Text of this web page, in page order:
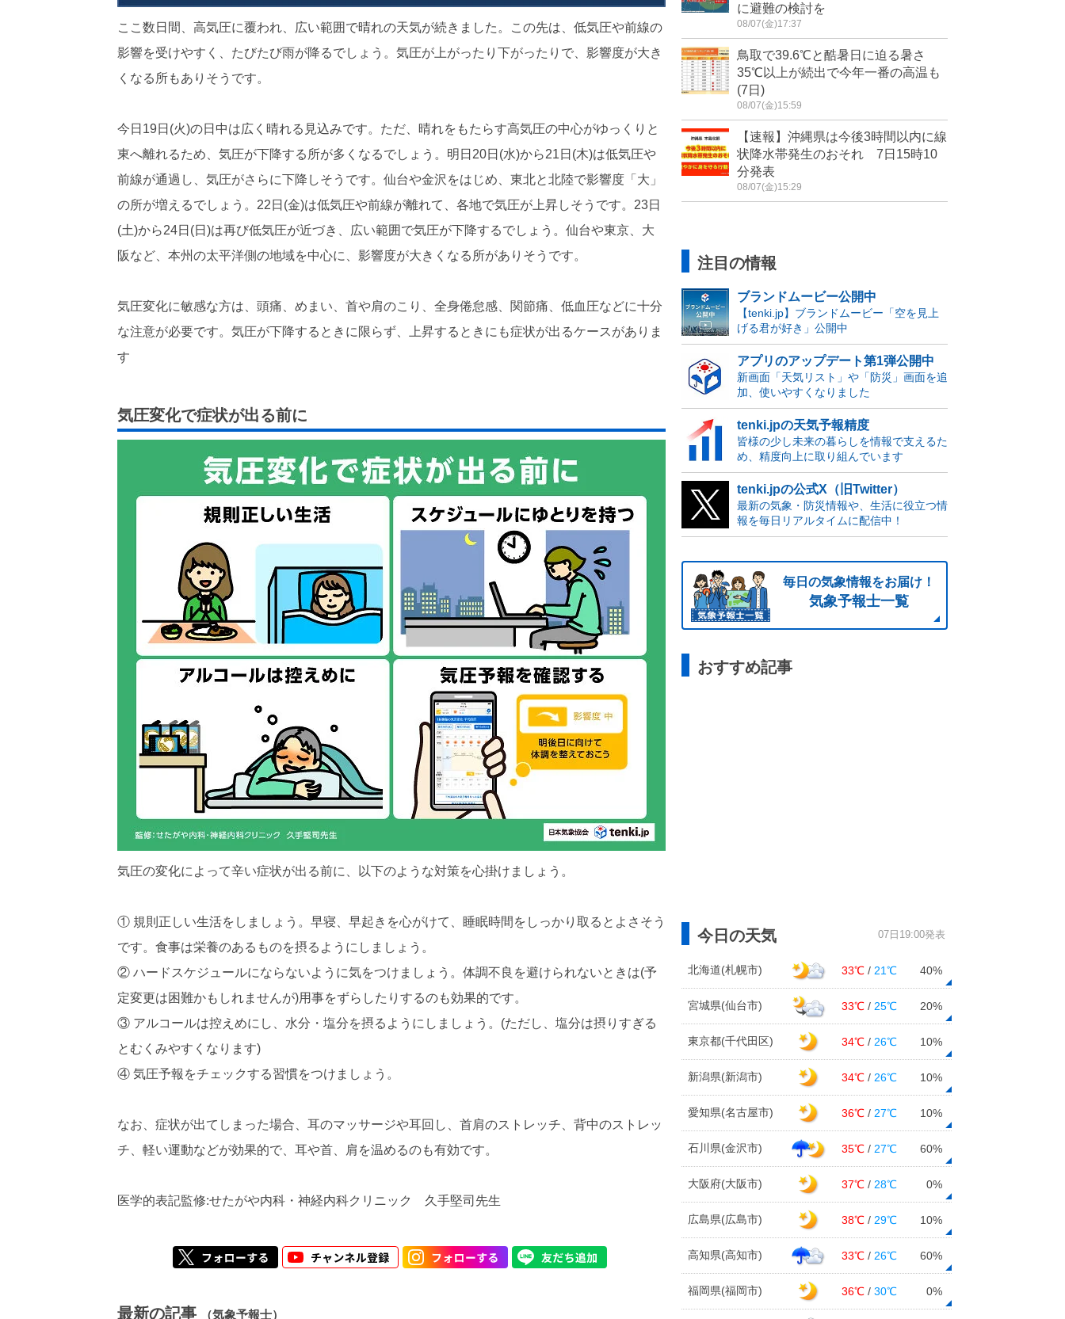
ここ数日間、高気圧に覆われ、広い範囲で晴れの天気が続きました。この先は、低気圧や前線の
影響を受けやすく、たびたび雨が降るでしょう。気圧が上がったり下がったりで、影響度が大き
くなる所もありそうです。
今日19日(火)の日中は広く晴れる見込みです。ただ、晴れをもたらす高気圧の中心がゆっくりと
東へ離れるため、気圧が下降する所が多くなるでしょう。明日20日(水)から21日(木)は低気圧や
前線が通過し、気圧がさらに下降しそうです。仙台や金沢をはじめ、東北と北陸で影響度「大」
の所が増えるでしょう。22日(金)は低気圧や前線が離れて、各地で気圧が上昇しそうです。23日
(土)から24日(日)は再び低気圧が近づき、広い範囲で気圧が下降するでしょう。仙台や東京、大
阪など、本州の太平洋側の地域を中心に、影響度が大きくなる所がありそうです。
気圧変化に敏感な方は、頭痛、めまい、首や肩のこり、全身倦怠感、関節痛、低血圧などに十分
な注意が必要です。気圧が下降するときに限らず、上昇するときにも症状が出るケースがありま
す
気圧変化で症状が出る前に
気圧の変化によって辛い症状が出る前に、以下のような対策を心掛けましょう。
① 規則正しい生活をしましょう。早寝、早起きを心がけて、睡眠時間をしっかり取るとよさそう
です。食事は栄養のあるものを摂るようにしましょう。
② ハードスケジュールにならないように気をつけましょう。体調不良を避けられないときは(予
定変更は困難かもしれませんが)用事をずらしたりするのも効果的です。
③ アルコールは控えめにし、水分・塩分を摂るようにしましょう。(ただし、塩分は摂りすぎる
とむくみやすくなります)
④ 気圧予報をチェックする習慣をつけましょう。
なお、症状が出てしまった場合、耳のマッサージや耳回し、首肩のストレッチ、背中のストレッ
チ、軽い運動などが効果的で、耳や首、肩を温めるのも有効です。
医学的表記監修:せたがや内科・神経内科クリニック 久手堅司先生
最新の記事 （気象予報士）
に避難の検討を
08/07(金)17:37
鳥取で39.6℃と酷暑日に迫る暑さ
35℃以上が続出で今年一番の高温も
(7日)
08/07(金)15:59
【速報】沖縄県は今後3時間以内に線
状降水帯発生のおそれ 7日15時10
分発表
08/07(金)15:29
注目の情報
ブランドムービー公開中
【tenki.jp】ブランドムービー「空を見上
げる君が好き」公開中
アプリのアップデート第1弾公開中
新画面「天気リスト」や「防災」画面を追
加、使いやすくなりました
tenki.jpの天気予報精度
皆様の少し未来の暮らしを情報で支えるた
め、精度向上に取り組んでいます
tenki.jpの公式X（旧Twitter）
最新の気象・防災情報や、生活に役立つ情
報を毎日リアルタイムに配信中！
毎日の気象情報をお届け！
気象予報士一覧
おすすめ記事
今日の天気 07日19:00発表
北海道(札幌市) 33℃ / 21℃ 40%
宮城県(仙台市) 33℃ / 25℃ 20%
東京都(千代田区) 34℃ / 26℃ 10%
新潟県(新潟市) 34℃ / 26℃ 10%
愛知県(名古屋市) 36℃ / 27℃ 10%
石川県(金沢市) 35℃ / 27℃ 60%
大阪府(大阪市) 37℃ / 28℃ 0%
広島県(広島市) 38℃ / 29℃ 10%
高知県(高知市) 33℃ / 26℃ 60%
福岡県(福岡市) 36℃ /30℃ 0%